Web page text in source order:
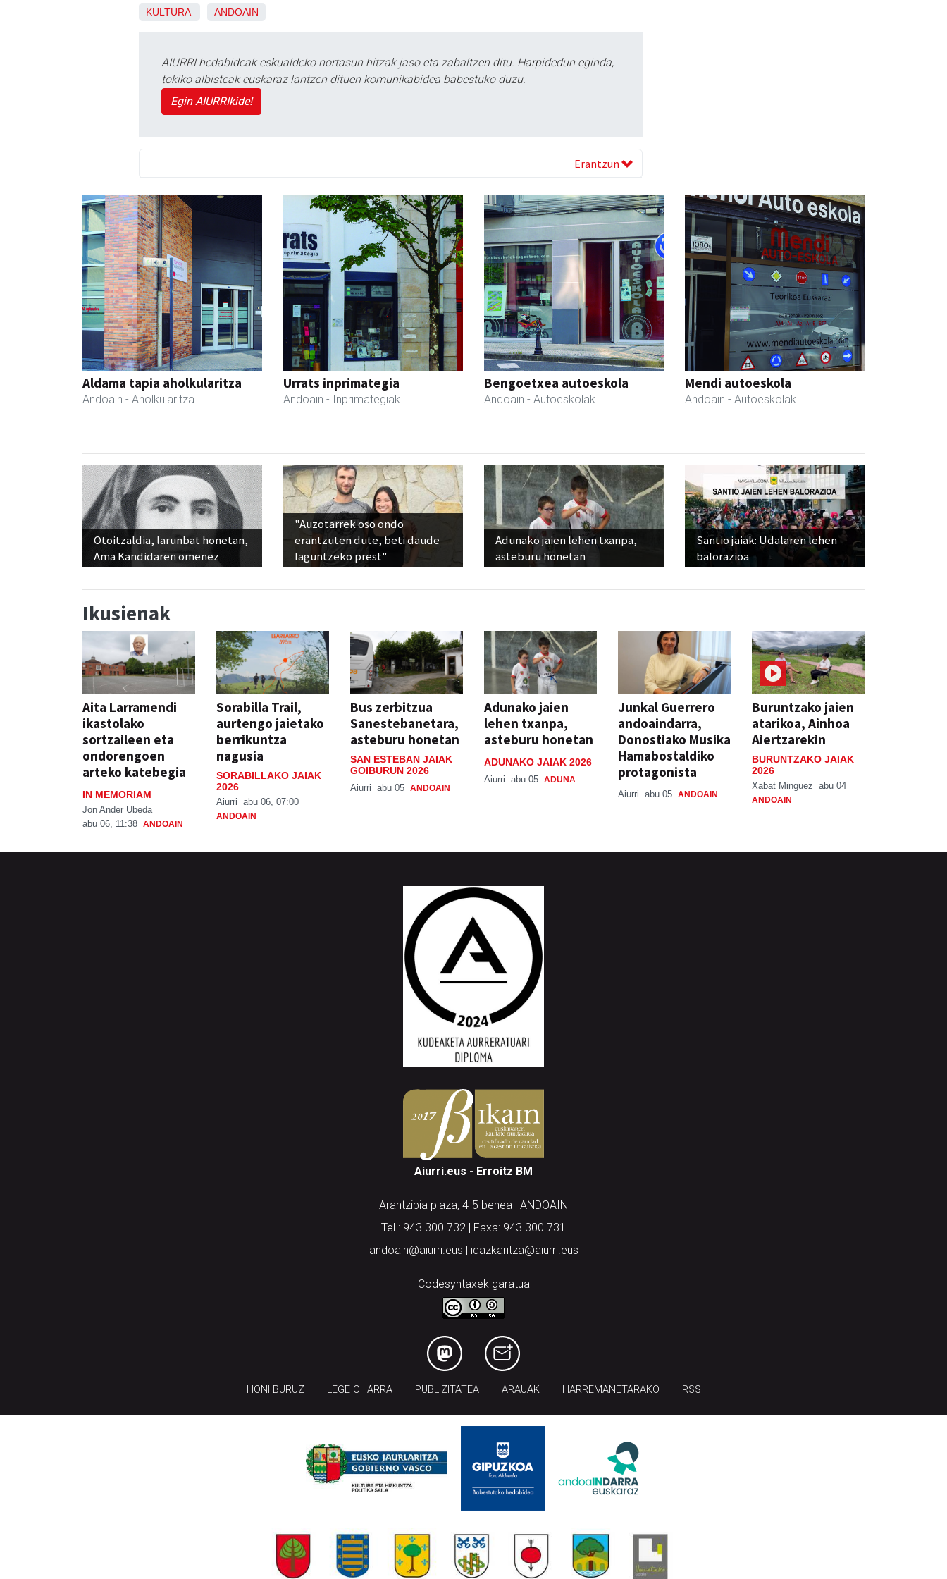
KULTURA ANDOAIN
AIURRI hedabideak eskualdeko nortasun hitzak jaso eta zabaltzen ditu. Harpidedun eginda,
tokiko albisteak euskaraz lantzen dituen komunikabidea babestuko duzu.
Egin AIURRIkide!
Erantzun
Aldama tapia aholkularitza
Andoain - Aholkularitza
Urrats inprimategia
Andoain - Inprimategiak
Bengoetxea autoeskola
Andoain - Autoeskolak
Mendi autoeskola
Andoain - Autoeskolak
Otoitzaldia, larunbat honetan,
Ama Kandidaren omenez
"Auzotarrek oso ondo
erantzuten dute, beti daude
laguntzeko prest"
Adunako jaien lehen txanpa,
asteburu honetan
Santio jaiak: Udalaren lehen
balorazioa
Ikusienak
Aita Larramendi
ikastolako
sortzaileen eta
ondorengoen
arteko katebegia
IN MEMORIAM
Jon Ander Ubeda
abu 06, 11:38 ANDOAIN
Sorabilla Trail,
aurtengo jaietako
berrikuntza
nagusia
SORABILLAKO JAIAK
2026
Aiurri abu 06, 07:00
ANDOAIN
Bus zerbitzua
Sanestebanetara,
asteburu honetan
SAN ESTEBAN JAIAK
GOIBURUN 2026
Aiurri abu 05 ANDOAIN
Adunako jaien
lehen txanpa,
asteburu honetan
ADUNAKO JAIAK 2026
Aiurri abu 05 ADUNA
Junkal Guerrero
andoaindarra,
Donostiako Musika
Hamabostaldiko
protagonista
Aiurri abu 05 ANDOAIN
Buruntzako jaien
atarikoa, Ainhoa
Aiertzarekin
BURUNTZAKO JAIAK
2026
Xabat Minguez abu 04
ANDOAIN
Aiurri.eus - Erroitz BM
Arantzibia plaza, 4-5 behea | ANDOAIN
Tel.: 943 300 732 | Faxa: 943 300 731
andoain@aiurri.eus | idazkaritza@aiurri.eus
Codesyntaxek garatua
HONI BURUZ LEGE OHARRA PUBLIZITATEA ARAUAK HARREMANETARAKO RSS